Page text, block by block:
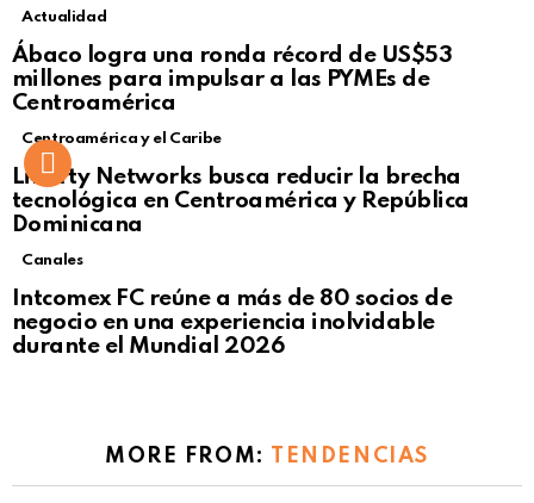
Not Safe For Work
Click to view this post
Actualidad
Ábaco logra una ronda récord de US$53
millones para impulsar a las PYMEs de
Centroamérica
Centroamérica y el Caribe
Liberty Networks busca reducir la brecha
tecnológica en Centroamérica y República
Dominicana
Canales
Intcomex FC reúne a más de 80 socios de
negocio en una experiencia inolvidable
durante el Mundial 2026
MORE FROM: TENDENCIAS